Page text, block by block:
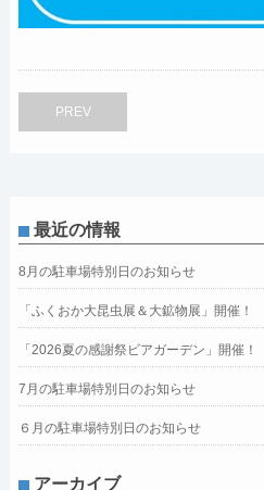
PREV
最近の情報
8月の駐車場特別日のお知らせ
「ふくおか大昆虫展＆大鉱物展」開催！
「2026夏の感謝祭ビアガーデン」開催！
7月の駐車場特別日のお知らせ
６月の駐車場特別日のお知らせ
アーカイブ